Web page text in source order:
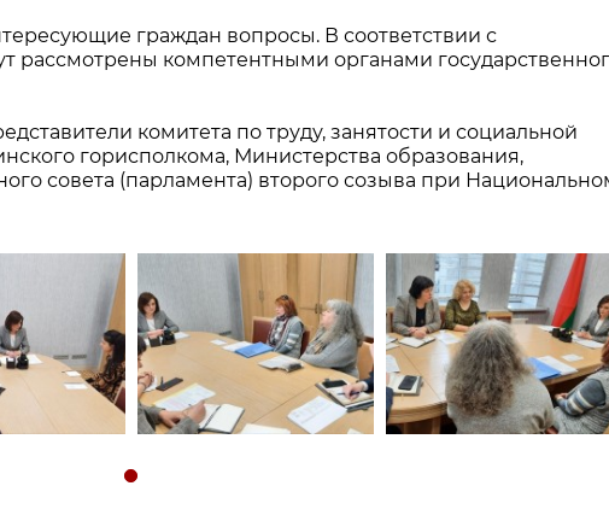
граждан вопросы. В соответствии с
рассмотрены компетентными органами
комитета по труду, занятости и социальной
горисполкома, Министерства образования,
совета (парламента) второго созыва при